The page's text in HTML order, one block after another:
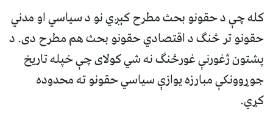
کله چې د حقونو بحث مطرح کېږي نو د سیاسي او مدني
حقونو تر څنګ د اقتصادي حقونو بحث هم مطرح دی. د
پشتون ژغورنې غورځنګ نه شي کولای چې خپله تاریخ
جوړوونکې مبارزه یوازې سیاسي حقونو ته محدوده
کړي.